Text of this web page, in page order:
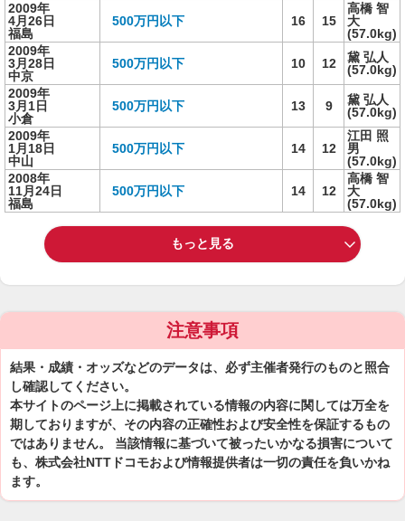
2009年
4月26日
福島
500万円以下 16 15
高橋 智
大
(57.0kg)
2009年
3月28日
中京
500万円以下 10 12
黛 弘人
(57.0kg)
2009年
3月1日
小倉
500万円以下 13 9
黛 弘人
(57.0kg)
2009年
1月18日
中山
500万円以下 14 12
江田 照
男
(57.0kg)
2008年
11月24日
福島
500万円以下 14 12
高橋 智
大
(57.0kg)
もっと見る
注意事項
結果・成績・オッズなどのデータは、必ず主催者発行のものと照合
し確認してください。
本サイトのページ上に掲載されている情報の内容に関しては万全を
期しておりますが、その内容の正確性および安全性を保証するもの
ではありません。 当該情報に基づいて被ったいかなる損害について
も、株式会社NTTドコモおよび情報提供者は一切の責任を負いかね
ます。